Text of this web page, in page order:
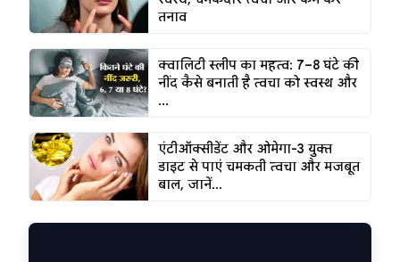
तनाव
क्वालिटी स्लीप का महत्व: 7–8 घंटे की
नींद कैसे बनाती है त्वचा को स्वस्थ और
...
एंटीऑक्सीडेंट और ओमेगा-3 युक्त
डाइट से पाएं चमकती त्वचा और मजबूत
बाल, जानें...